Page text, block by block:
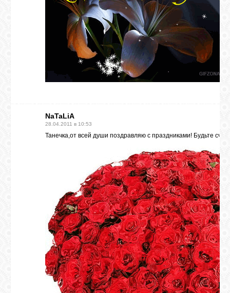
NaTaLiA
28.04.2011 в 10:53
Танечка,от всей души поздравляю с праздниками! Будьте